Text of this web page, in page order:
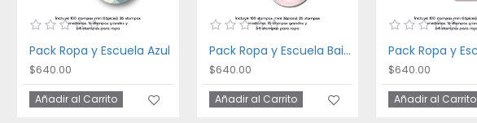
Pack Ropa y Escuela Azul
$640.00
Añadir al Carrito
Pack Ropa y Escuela Bailarina
$640.00
Añadir al Carrito
$640.00
Añadir al Carrito